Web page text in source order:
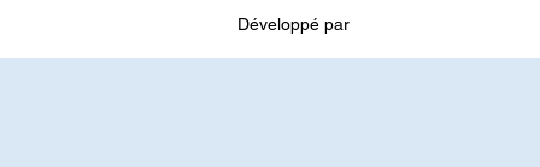
Développé par